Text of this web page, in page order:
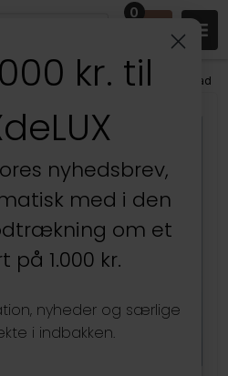
0
/ Holder til Kogebog og Ipad
kr. til
nyhedsbrev,
med i den
om et
på 1.000 kr.
nyheder og særlige
i indbakken.